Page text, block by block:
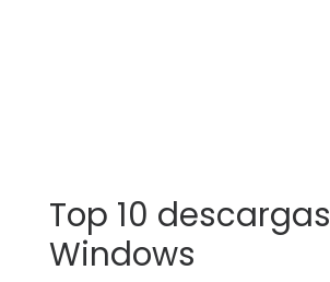
Top 10 descargas
Windows